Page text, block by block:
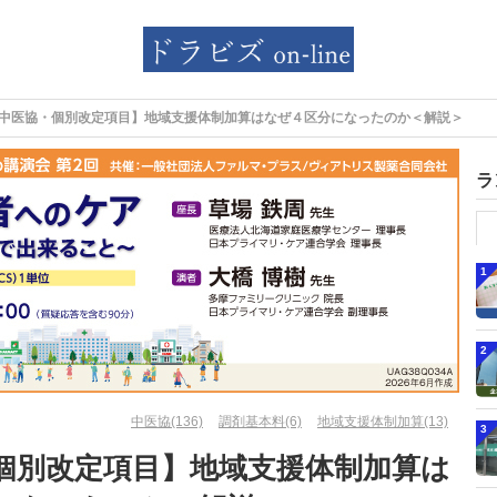
医協・個別改定項目】地域支援体制加算はなぜ４区分になったのか＜解説＞
中医協(136) 調剤基本料(6) 地域支援体制加算(13)
別改定項目】地域支援体制加算は
1
2
3